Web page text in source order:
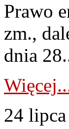
Prawo
zm.,
dnia
24